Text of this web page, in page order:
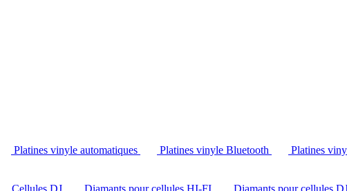
Platines vinyle automatiques Platines vinyle Bluetooth
Platines
Cellules DJ Diamants pour cellules HI-FI
Diamants pour cellules